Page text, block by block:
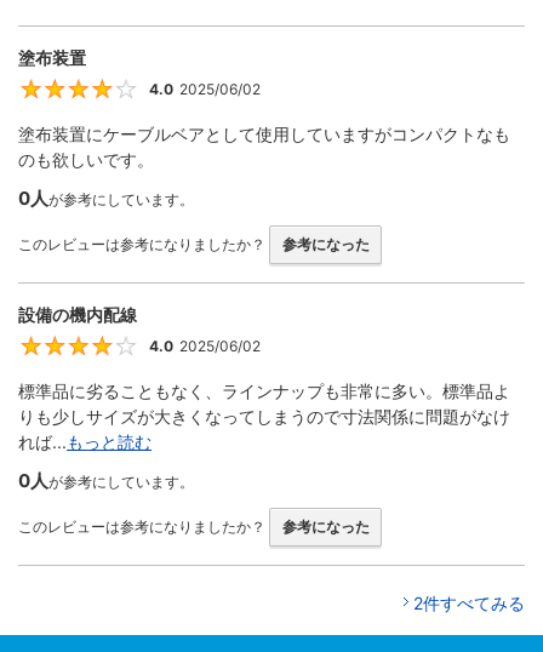
塗布装置
4
4.0 2025/06/02
塗布装置にケーブルベアとして使用していますがコンパクトなも
のも欲しいです。
0人が参考にしています。
このレビューは参考になりましたか？ 参考になった
設備の機内配線
4
4.0 2025/06/02
標準品に劣ることもなく、ラインナップも非常に多い。標準品よ
りも少しサイズが大きくなってしまうので寸法関係に問題がなけ
れば...もっと読む
0人が参考にしています。
このレビューは参考になりましたか？ 参考になった
2件すべてみる